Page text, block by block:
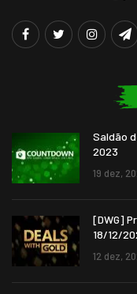
Saldão
2023
19 dez,
[DWG]
18/12/
12 dez,